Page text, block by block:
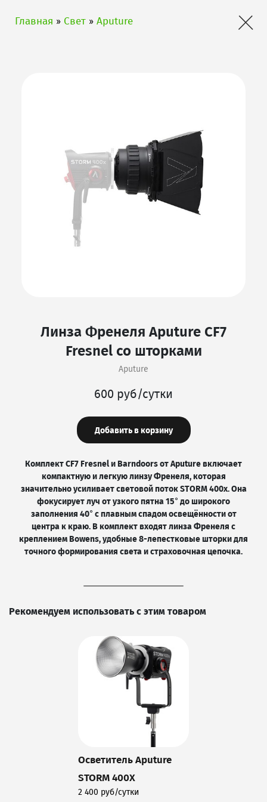
Главная » Свет » Aputure ×
Линза Френеля Aputure CF7
Fresnel со шторками
Aputure
600 руб/сутки
Добавить в корзину
Комплект CF7 Fresnel и Barndoors от Aputure включает
компактную и легкую линзу Френеля, которая
значительно усиливает световой поток STORM 400x. Она
фокусирует луч от узкого пятна 15° до широкого
заполнения 40° с плавным спадом освещённости от
центра к краю. В комплект входят линза Френеля с
креплением Bowens, удобные 8-лепестковые шторки для
точного формирования света и страховочная цепочка.
Рекомендуем использовать с этим товаром
Осветитель Aputure
STORM 400X
2 400 руб/сутки